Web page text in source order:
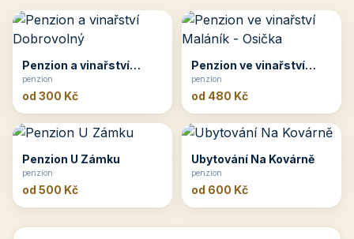
Penzion a vinařství
Dobrovolný
penzion
od 300 Kč
Penzion ve vinařství
Maláník - Osička
penzion
od 480 Kč
Penzion U Zámku
penzion
od 500 Kč
Ubytování Na Kovárně
penzion
od 600 Kč